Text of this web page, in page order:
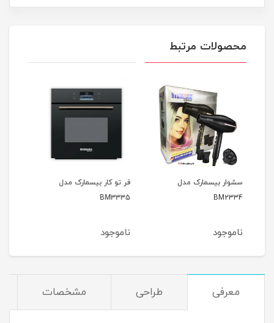
محصولات مرتبط
فر تو کار بیسمارک مدل
BM3335
ناموجود
همزن کاسه دار بیسمارک
مدل bm2700
ناموجود
معرفی طراحی مشخصات